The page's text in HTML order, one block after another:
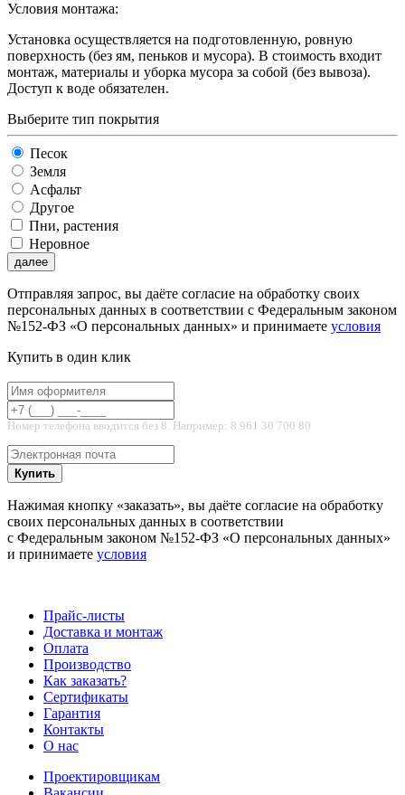
Условия монтажа:
Установка осуществляется на подготовленную, ровную
поверхность (без ям, пеньков и мусора). В стоимость входит
монтаж, материалы и уборка мусора за собой (без вывоза).
Доступ к воде обязателен.
Выберите тип покрытия
Песок
Земля
Асфальт
Другое
Пни, растения
Неровное
далее
Отправляя запрос, вы даёте согласие на обработку своих
персональных данных в соответствии с Федеральным законом
№152-ФЗ «О персональных данных» и принимаете условия
Купить в один клик
Номер телефона вводится без 8. Например: 8 961 30 700 80
Купить
Нажимая кнопку «заказать», вы даёте согласие на обработку
своих персональных данных в соответствии
с Федеральным законом №152-ФЗ «О персональных данных»
и принимаете условия
Прайс-листы
Доставка и монтаж
Оплата
Производство
Как заказать?
Сертификаты
Гарантия
Контакты
О нас
Проектировщикам